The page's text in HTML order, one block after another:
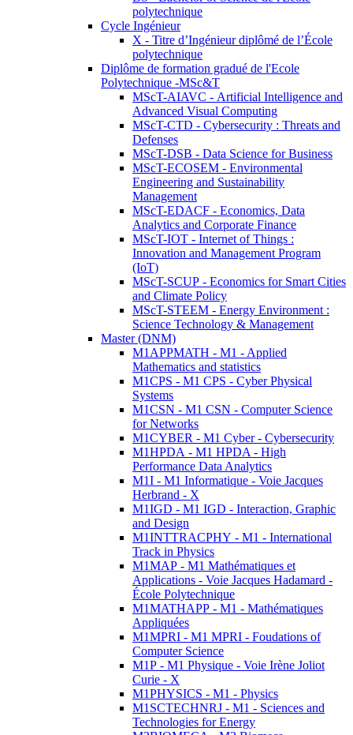
polytechnique
Cycle Ingénieur
X - Titre d’Ingénieur diplômé de l’École
polytechnique
Diplôme de formation gradué de l'Ecole
Polytechnique -MSc&T
MScT-AIAVC - Artificial Intelligence and
Advanced Visual Computing
MScT-CTD - Cybersecurity : Threats and
Defenses
MScT-DSB - Data Science for Business
MScT-ECOSEM - Environmental
Engineering and Sustainability
Management
MScT-EDACF - Economics, Data
Analytics and Corporate Finance
MScT-IOT - Internet of Things :
Innovation and Management Program
(IoT)
MScT-SCUP - Economics for Smart Cities
and Climate Policy
MScT-STEEM - Energy Environment :
Science Technology & Management
Master (DNM)
M1APPMATH - M1 - Applied
Mathematics and statistics
M1CPS - M1 CPS - Cyber Physical
Systems
M1CSN - M1 CSN - Computer Science
for Networks
M1CYBER - M1 Cyber - Cybersecurity
M1HPDA - M1 HPDA - High
Performance Data Analytics
M1I - M1 Informatique - Voie Jacques
Herbrand - X
M1IGD - M1 IGD - Interaction, Graphic
and Design
M1INTTRACPHY - M1 - International
Track in Physics
M1MAP - M1 Mathématiques et
Applications - Voie Jacques Hadamard -
École Polytechnique
M1MATHAPP - M1 - Mathématiques
Appliquées
M1MPRI - M1 MPRI - Foudations of
Computer Science
M1P - M1 Physique - Voie Irène Joliot
Curie - X
M1PHYSICS - M1 - Physics
M1SCTECHNRJ - M1 - Sciences and
Technologies for Energy